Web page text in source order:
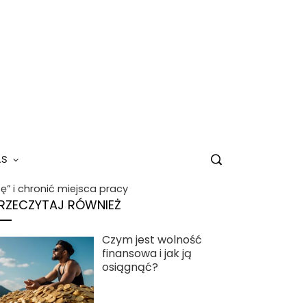
i chronić miejsca pracy
RÓWNIEŻ
Czym jest wolność
finansowa i jak ją
osiągnąć?